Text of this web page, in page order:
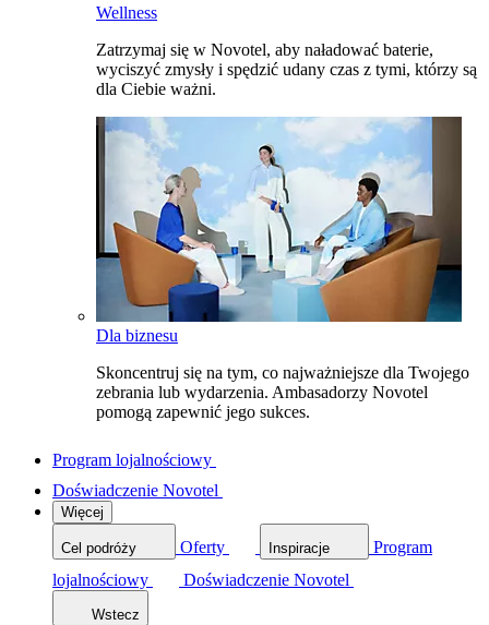
Wellness
Zatrzymaj się w Novotel, aby naładować baterie,
wyciszyć zmysły i spędzić udany czas z tymi, którzy są
dla Ciebie ważni.
Dla biznesu
Skoncentruj się na tym, co najważniejsze dla Twojego
zebrania lub wydarzenia. Ambasadorzy Novotel
pomogą zapewnić jego sukces.
Program lojalnościowy
Doświadczenie Novotel
Więcej
Cel podróży Oferty Inspiracje
Program
lojalnościowy
Doświadczenie Novotel
Wstecz